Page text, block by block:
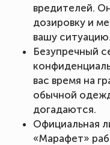
вредителей.
дозировку и
вашу ситуацию.
Безупречный
вас время на
обычной
догадаются.
Официальная
«Марафет»